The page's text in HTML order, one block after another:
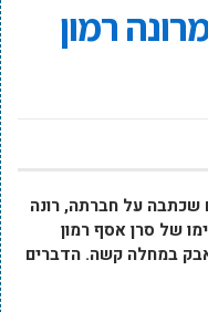
רמון
שכתבה על חברתה, רונה
של סרן אסף רמון
במחלה קשה. הדברים